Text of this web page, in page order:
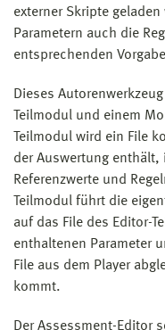
externer Skripte
Parametern auch die
entsprechenden
Dieses
Teilmodul und einem
Teilmodul wird ein File
der Auswertung enthält,
Referenzwerte und
Teilmodul führt die
auf das File des Editor-
enthaltenen Parameter
File aus dem Player
kommt.
Der Assessment-Editor